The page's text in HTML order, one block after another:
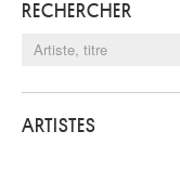
RECHERCHER
ARTISTES